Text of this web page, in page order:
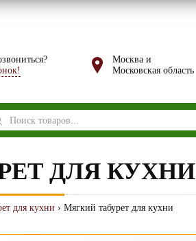
Москва и
Московская область
ДЛЯ КУХНИ
для кухни › Мягкий табурет для кухни